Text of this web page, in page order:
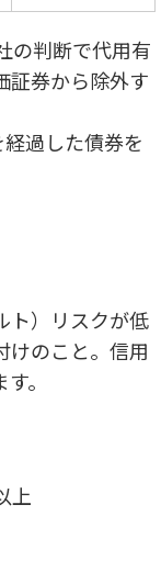
の判断で代用有
証券から除外す
過した債券を
ト）リスクが低
けのこと。信用
。
上